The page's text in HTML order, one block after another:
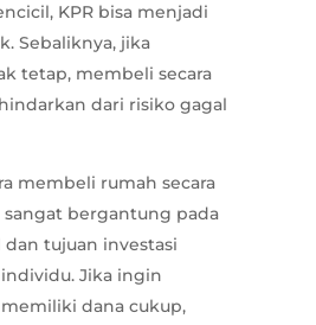
KPR bisa menjadi
Sebaliknya, jika
tetap, membeli secara
dari risiko gagal
membeli rumah secara
sangat bergantung pada
tujuan investasi
Jika ingin
dana cukup,